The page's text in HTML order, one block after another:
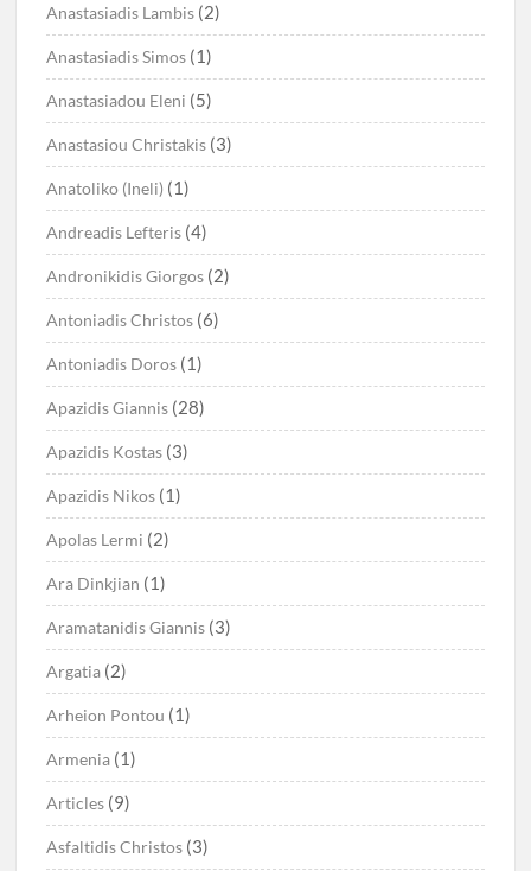
Anastasiadis Lambis (2)
Anastasiadis Simos (1)
Anastasiadou Eleni (5)
Anastasiou Christakis (3)
Anatoliko (Ineli) (1)
Andreadis Lefteris (4)
Andronikidis Giorgos (2)
Antoniadis Christos (6)
Antoniadis Doros (1)
Apazidis Giannis (28)
Apazidis Kostas (3)
Apazidis Nikos (1)
Apolas Lermi (2)
Ara Dinkjian (1)
Aramatanidis Giannis (3)
Argatia (2)
Arheion Pontou (1)
Armenia (1)
Articles (9)
Asfaltidis Christos (3)